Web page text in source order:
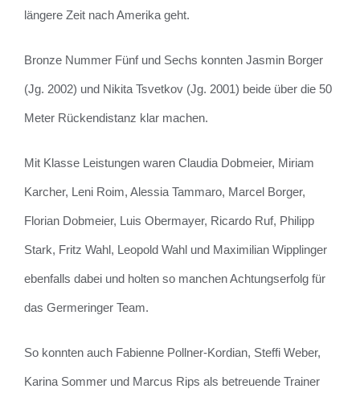
längere Zeit nach Amerika geht.
Bronze Nummer Fünf und Sechs konnten Jasmin Borger
(Jg. 2002) und Nikita Tsvetkov (Jg. 2001) beide über die 50
Meter Rückendistanz klar machen.
Mit Klasse Leistungen waren Claudia Dobmeier, Miriam
Karcher, Leni Roim, Alessia Tammaro, Marcel Borger,
Florian Dobmeier, Luis Obermayer, Ricardo Ruf, Philipp
Stark, Fritz Wahl, Leopold Wahl und Maximilian Wipplinger
ebenfalls dabei und holten so manchen Achtungserfolg für
das Germeringer Team.
So konnten auch Fabienne Pollner-Kordian, Steffi Weber,
Karina Sommer und Marcus Rips als betreuende Trainer